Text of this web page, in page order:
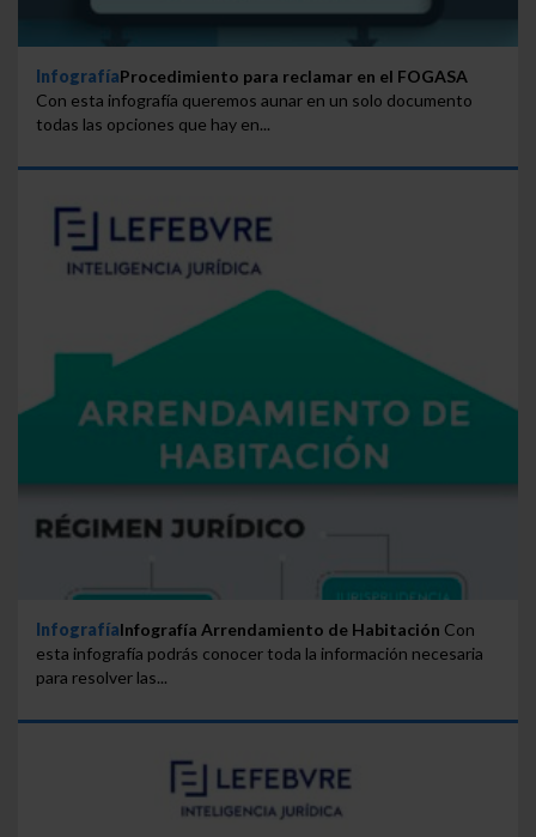
InfografíaProcedimiento para reclamar en el FOGASA
Con esta infografía queremos aunar en un solo documento
todas las opciones que hay en...
InfografíaInfografía Arrendamiento de Habitación Con
esta infografía podrás conocer toda la información necesaria
para resolver las...